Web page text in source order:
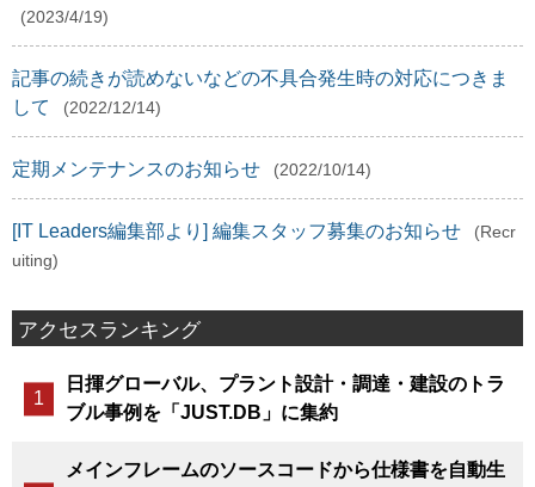
(2023/4/19)
記事の続きが読めないなどの不具合発生時の対応につきま
して
(2022/12/14)
定期メンテナンスのお知らせ (2022/10/14)
[IT Leaders編集部より] 編集スタッフ募集のお知らせ
(Recr
uiting)
アクセスランキング
日揮グローバル、プラント設計・調達・建設のトラ
ブル事例を「JUST.DB」に集約
メインフレームのソースコードから仕様書を自動生